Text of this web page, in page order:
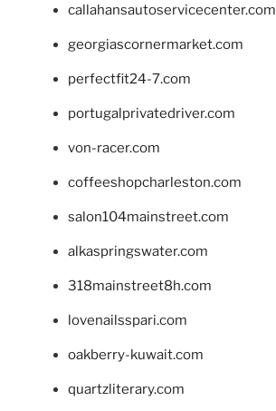
callahansautoservicecenter.com
georgiascornermarket.com
perfectfit24-7.com
portugalprivatedriver.com
von-racer.com
coffeeshopcharleston.com
salon104mainstreet.com
alkaspringswater.com
318mainstreet8h.com
lovenailsspari.com
oakberry-kuwait.com
quartzliterary.com